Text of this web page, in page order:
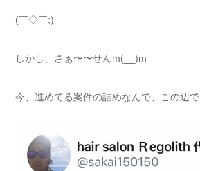
(￣◇￣;)
しかし、さぁ〜〜せんm(__)m
今、進めてる案件の詰めなんで、この辺で